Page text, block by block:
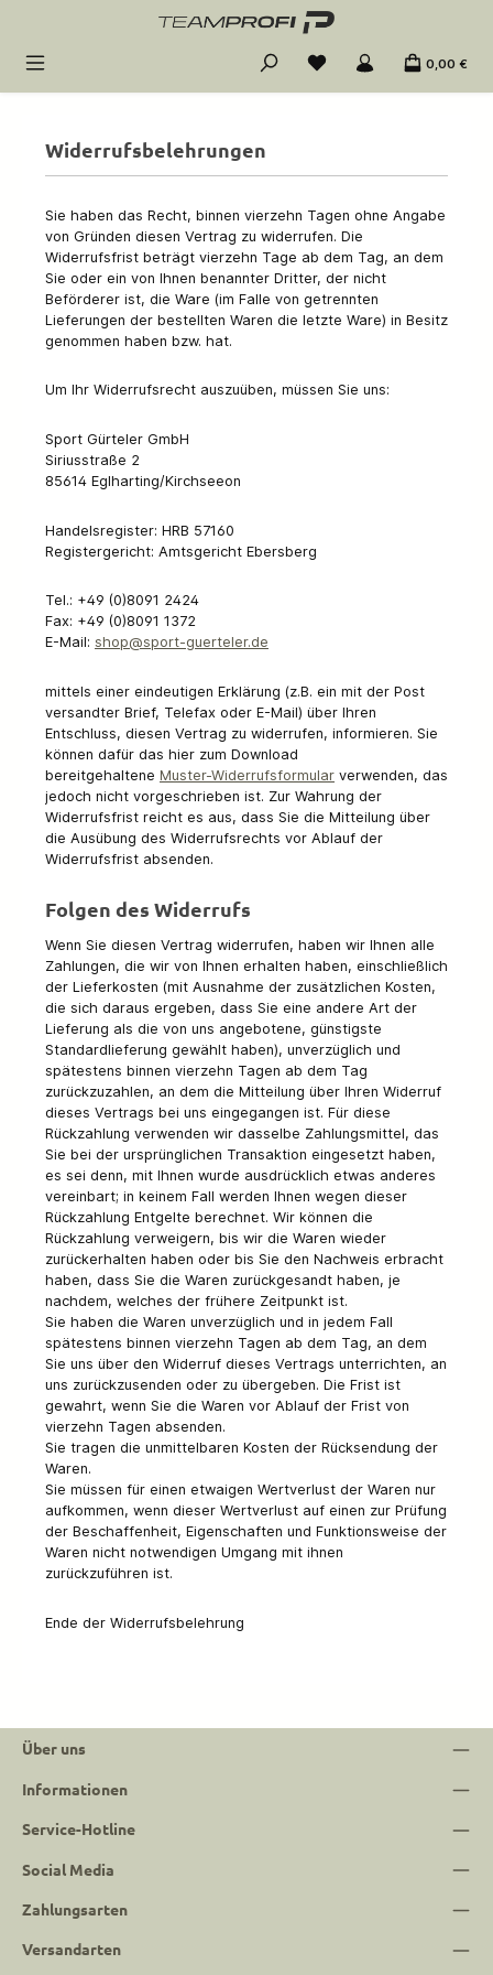
Zum Hauptinhalt springen
0,00 €
Widerrufsbelehrungen
Sie haben das Recht, binnen vierzehn Tagen ohne Angabe
von Gründen diesen Vertrag zu widerrufen. Die
Widerrufsfrist beträgt vierzehn Tage ab dem Tag, an dem
Sie oder ein von Ihnen benannter Dritter, der nicht
Beförderer ist, die Ware (im Falle von getrennten
Lieferungen der bestellten Waren die letzte Ware) in Besitz
genommen haben bzw. hat.
Um Ihr Widerrufsrecht auszuüben, müssen Sie uns:
Sport Gürteler GmbH
Siriusstraße 2
85614 Eglharting/Kirchseeon
Handelsregister: HRB 57160
Registergericht: Amtsgericht Ebersberg
Tel.: +49 (0)8091 2424
Fax: +49 (0)8091 1372
E-Mail: shop@sport-guerteler.de
mittels einer eindeutigen Erklärung (z.B. ein mit der Post
versandter Brief, Telefax oder E-Mail) über Ihren
Entschluss, diesen Vertrag zu widerrufen, informieren. Sie
können dafür das hier zum Download
bereitgehaltene Muster-Widerrufsformular verwenden, das
jedoch nicht vorgeschrieben ist. Zur Wahrung der
Widerrufsfrist reicht es aus, dass Sie die Mitteilung über
die Ausübung des Widerrufsrechts vor Ablauf der
Widerrufsfrist absenden.
Folgen des Widerrufs
Wenn Sie diesen Vertrag widerrufen, haben wir Ihnen alle
Zahlungen, die wir von Ihnen erhalten haben, einschließlich
der Lieferkosten (mit Ausnahme der zusätzlichen Kosten,
die sich daraus ergeben, dass Sie eine andere Art der
Lieferung als die von uns angebotene, günstigste
Standardlieferung gewählt haben), unverzüglich und
spätestens binnen vierzehn Tagen ab dem Tag
zurückzuzahlen, an dem die Mitteilung über Ihren Widerruf
dieses Vertrags bei uns eingegangen ist. Für diese
Rückzahlung verwenden wir dasselbe Zahlungsmittel, das
Sie bei der ursprünglichen Transaktion eingesetzt haben,
es sei denn, mit Ihnen wurde ausdrücklich etwas anderes
vereinbart; in keinem Fall werden Ihnen wegen dieser
Rückzahlung Entgelte berechnet. Wir können die
Rückzahlung verweigern, bis wir die Waren wieder
zurückerhalten haben oder bis Sie den Nachweis erbracht
haben, dass Sie die Waren zurückgesandt haben, je
nachdem, welches der frühere Zeitpunkt ist.
Sie haben die Waren unverzüglich und in jedem Fall
spätestens binnen vierzehn Tagen ab dem Tag, an dem
Sie uns über den Widerruf dieses Vertrags unterrichten, an
uns zurückzusenden oder zu übergeben. Die Frist ist
gewahrt, wenn Sie die Waren vor Ablauf der Frist von
vierzehn Tagen absenden.
Sie tragen die unmittelbaren Kosten der Rücksendung der
Waren.
Sie müssen für einen etwaigen Wertverlust der Waren nur
aufkommen, wenn dieser Wertverlust auf einen zur Prüfung
der Beschaffenheit, Eigenschaften und Funktionsweise der
Waren nicht notwendigen Umgang mit ihnen
zurückzuführen ist.
Ende der Widerrufsbelehrung
Über uns
Informationen
Service-Hotline
Social Media
Zahlungsarten
Versandarten